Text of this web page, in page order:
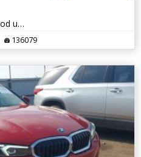
2018r., 3.0t Premium Plus, 3L, od ubezpieczalni
136079